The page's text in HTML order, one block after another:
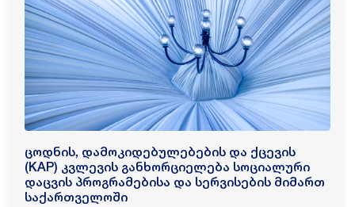
ცოდნის, დამოკიდებულებების და ქცევის
(KAP) კვლევის განხორციელება სოციალური
დაცვის პროგრამებისა და სერვისების მიმართ
საქართველოში